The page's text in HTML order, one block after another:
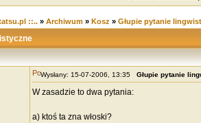
::..» Archiwum» Kosz » Głupie pytanie
Wysłany: 15-07-2006, 13:35 Głupie pytanie
W zasadzie to dwa pytania:
a) ktoś ta zna włoski?